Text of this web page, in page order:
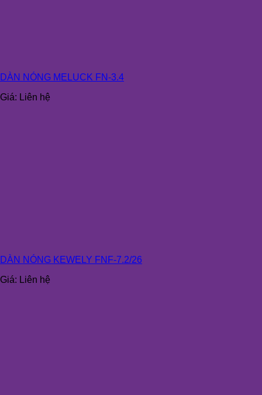
DÀN NÓNG MELUCK FN-3.4
Giá: Liên hệ
DÀN NÓNG KEWELY FNF-7.2/26
Giá: Liên hệ